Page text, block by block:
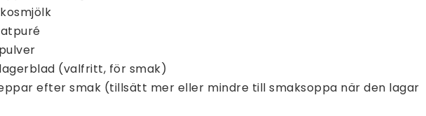
(valfritt, för smak)
efter smak (tillsätt mer eller mindre till smaksoppa när den lagar